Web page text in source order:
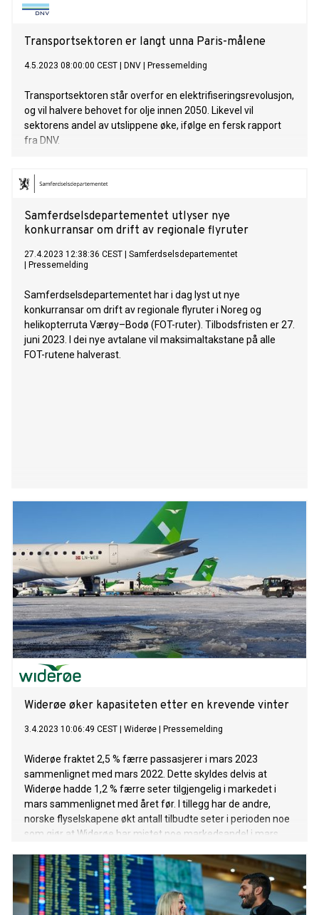
Transportsektoren er langt unna Paris-målene
4.5.2023 08:00:00 CEST DNV Pressemelding
Transportsektoren står overfor en elektrifiseringsrevolusjon,
og vil halvere behovet for olje innen 2050. Likevel vil
sektorens andel av utslippene øke, ifølge en fersk rapport
fra DNV.
Samferdselsdepartementet utlyser nye
konkurransar om drift av regionale flyruter
27.4.2023 12:38:36 CEST
Samferdselsdepartementet
Pressemelding
Samferdselsdepartementet har i dag lyst ut nye
konkurransar om drift av regionale flyruter i Noreg og
helikopterruta Værøy–Bodø (FOT-ruter). Tilbodsfristen er 27.
juni 2023. I dei nye avtalane vil maksimaltakstane på alle
FOT-rutene halverast.
Widerøe øker kapasiteten etter en krevende vinter
3.4.2023 10:06:49 CEST Widerøe Pressemelding
Widerøe fraktet 2,5 % færre passasjerer i mars 2023
sammenlignet med mars 2022. Dette skyldes delvis at
Widerøe hadde 1,2 % færre seter tilgjengelig i markedet i
mars sammenlignet med året før. I tillegg har de andre,
norske flyselskapene økt antall tilbudte seter i perioden noe
som gjør at Widerøe har mistet noe markedsandel i mars.